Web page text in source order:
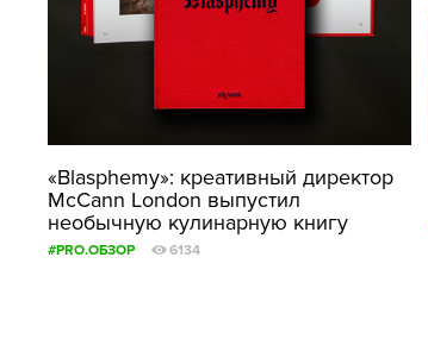
«Blasphemy»: креативный директор
McCann London выпустил
необычную кулинарную книгу
#PRO.ОБЗОР 6134